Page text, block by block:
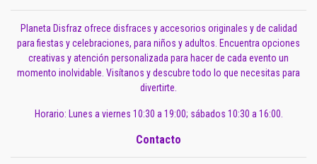
Planeta Disfraz ofrece disfraces y accesorios originales y de calidad
para fiestas y celebraciones, para niños y adultos. Encuentra opciones
creativas y atención personalizada para hacer de cada evento un
momento inolvidable. Visítanos y descubre todo lo que necesitas para
divertirte.
Horario: Lunes a viernes 10:30 a 19:00; sábados 10:30 a 16:00.
Contacto